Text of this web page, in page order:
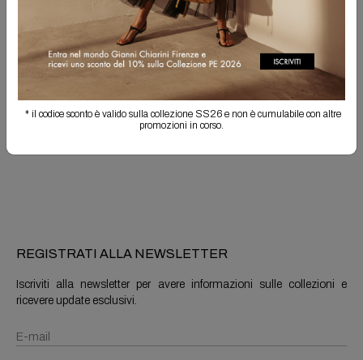
ACQUISTA PERSONALIZZAZIONE
Spedizione Gratuita
Il reso è sempre gratuito
Info prodotto
Spedizioni e resi
REGISTRATI ALLA NEWSLETTER
Iscriviti alla newsletter per avere informazioni sulle collezioni e
ricevere update esclusivi.
* il codice sconto è valido sulla collezione SS26 e non è cumulabile con altre
promozioni in corso.